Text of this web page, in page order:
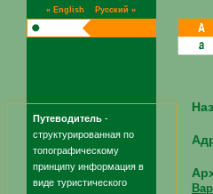
« English Русский »
Путеводитель -
структурированная по
топографическому
принципу информация в
виде туристического